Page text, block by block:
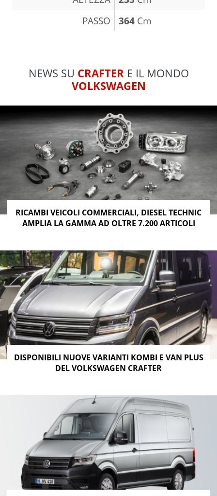
PASSO
364 Cm
NEWS SU CRAFTER E IL MONDO
VOLKSWAGEN
RICAMBI VEICOLI COMMERCIALI, DIESEL TECHNIC
AMPLIA LA GAMMA AD OLTRE 7.200 ARTICOLI
DISPONIBILI NUOVE VARIANTI KOMBI E VAN PLUS
DEL VOLKSWAGEN CRAFTER